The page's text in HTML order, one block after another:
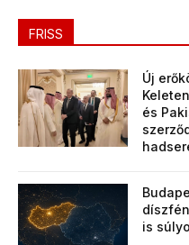
FRISS
Új
és
is